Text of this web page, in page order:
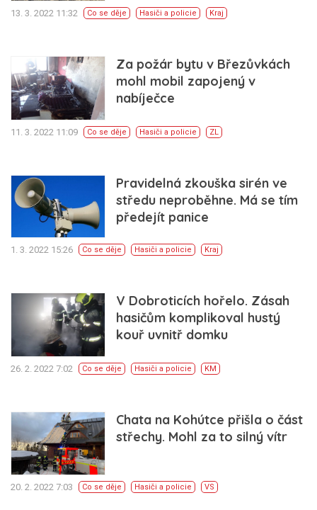
13. 3. 2022 11:32 Co se děje Hasiči a policie Kraj
Za požár bytu v Březůvkách
mohl mobil zapojený v
nabíječce
11. 3. 2022 11:09 Co se děje Hasiči a policie ZL
Pravidelná zkouška sirén ve
středu neproběhne. Má se tím
předejít panice
1. 3. 2022 15:26 Co se děje Hasiči a policie Kraj
V Dobroticích hořelo. Zásah
hasičům komplikoval hustý
kouř uvnitř domku
26. 2. 2022 7:02 Co se děje Hasiči a policie KM
Chata na Kohútce přišla o část
střechy. Mohl za to silný vítr
20. 2. 2022 7:03 Co se děje Hasiči a policie VS